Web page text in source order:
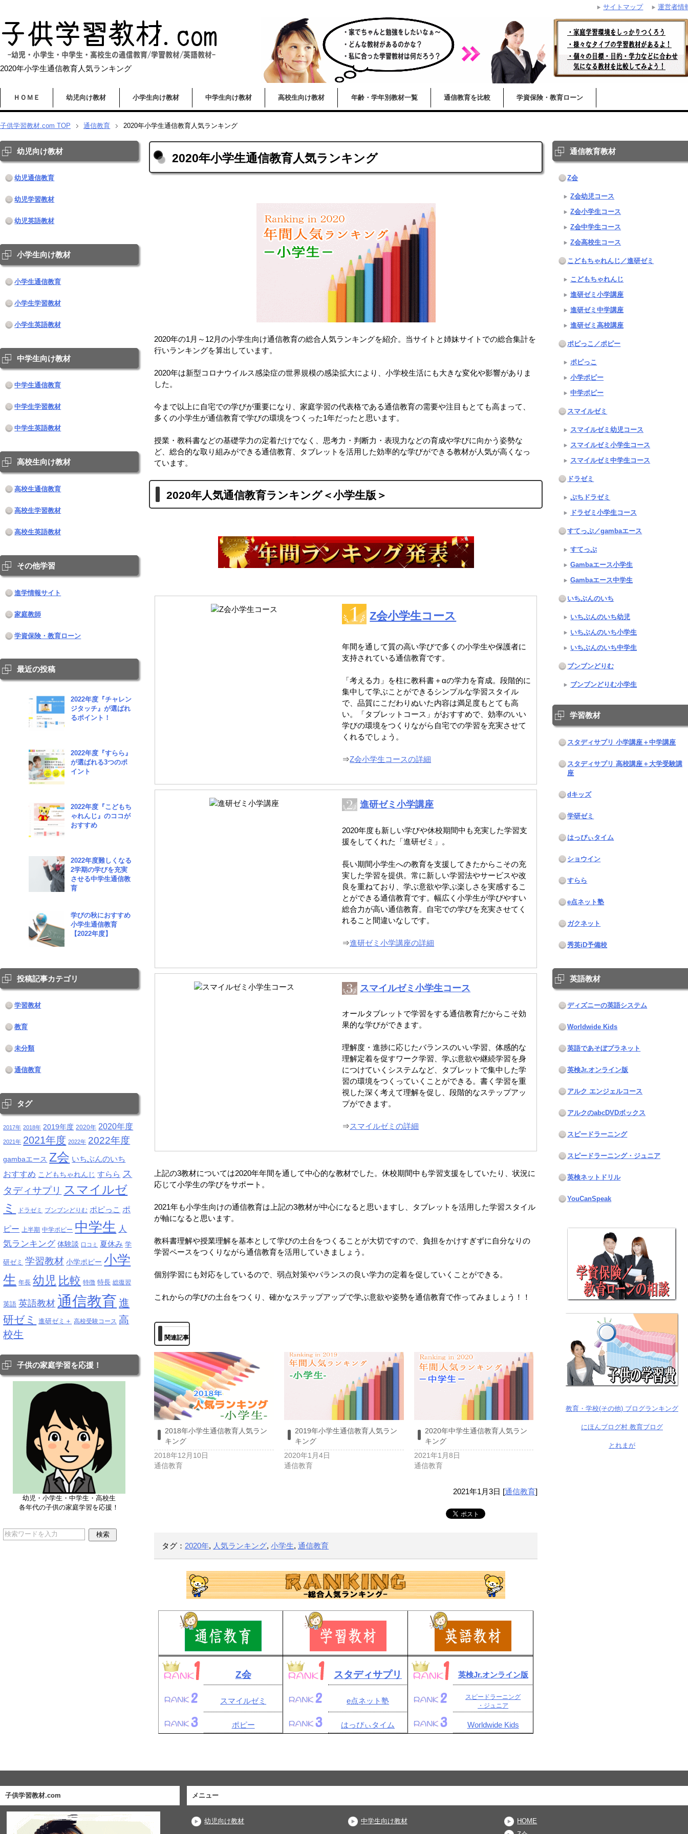
2020年小学生通信教育人気ランキング
ＨＯＭＥ 幼児向け教材 小学生向け教材 中学生向け教材 高校生向け教材 年齢・学年別教材一覧 通信教育を比較 学資保険・教育ローン
子供学習教材.com TOP 通信教育 2020年小学生通信教育人気ランキング
2020年小学生通信教育人気ランキング
2020年の1月～12月の小学生向け通信教育の総合人気ランキングを紹介。当サイトと姉妹サイトでの総合集計を
行いランキングを算出しています。
2020年は新型コロナウイルス感染症の世界規模の感染拡大により、小学校生活にも大きな変化や影響がありま
した。
今まで以上に自宅での学びが重要になり、家庭学習の代表格である通信教育の需要や注目もとても高まって、
多くの小学生が通信教育で学びの環境をつくった1年だったと思います。
授業・教科書などの基礎学力の定着だけでなく、思考力・判断力・表現力などの育成や学びに向かう姿勢な
ど、総合的な取り組みができる通信教育、タブレットを活用した効率的な学びができる教材が人気が高くなっ
ています。
2020年人気通信教育ランキング＜小学生版＞
Z会小学生コース
年間を通して質の高い学びで多くの小学生や保護者に
支持されている通信教育です。
「考える力」を柱に教科書＋αの学力を育成。段階的に
集中して学ぶことができるシンプルな学習スタイル
で、品質にこだわりぬいた内容は満足度もとても高
い。「タブレットコース」がおすすめで、効率のいい
学びの環境をつくりながら自宅での学習を充実させて
くれるでしょう。
⇒Z会小学生コースの詳細
進研ゼミ小学講座
2020年度も新しい学びや休校期間中も充実した学習支
援をしてくれた「進研ゼミ」。
長い期間小学生への教育を支援してきたからこその充
実した学習を提供。常に新しい学習法やサービスや改
良を重ねており、学ぶ意欲や学ぶ楽しさを実感するこ
とができる通信教育です。幅広く小学生が学びやすい
総合力が高い通信教育。自宅での学びを充実させてく
れること間違いなしです。
⇒進研ゼミ小学講座の詳細
スマイルゼミ小学生コース
オールタブレットで学習をする通信教育だからこそ効
果的な学びができます。
理解度・進捗に応じたバランスのいい学習、体感的な
理解定着を促すワーク学習、学ぶ意欲や継続学習を身
につけていくシステムなど、タブレットで集中した学
習の環境をつくっていくことができる。書く学習を重
視した深く考えて理解を促し、段階的なステップアッ
プができます。
⇒スマイルゼミの詳細
上記の3教材については2020年年間を通して中心的な教材でした。休校期間中も学習支援をしていたり、状況に
応じて小学生の学びをサポート。
2021年も小学生向けの通信教育は上記の3教材が中心になると思いますし、タブレットを活用した学習スタイル
が軸になると思います。
教科書理解や授業理解を基本として学びの土台をつくることが大切ですので、負担をかけすぎずに自分なりの
学習ペースをつくりながら通信教育を活用していきましょう。
個別学習にも対応をしているので、弱点対策やバランスの良い学力の定着を促していくことができる。
これからの学びの土台をつくり、確かなステップアップで学ぶ意欲や姿勢を通信教育で作ってみましょう！！
関連記事
2018年小学生通信教育人気ラン
キング
2018年12月10日
通信教育
2019年小学生通信教育人気ラン
キング
2020年1月4日
通信教育
2020年中学生通信教育人気ラン
キング
2021年1月8日
通信教育
2021年1月3日 [通信教育]
タグ： 2020年, 人気ランキング,小学生,通信教育
Z会 スタディサプリ 英検Jr.オンライン版
スマイルゼミ e点ネット塾
スピードラーニング
・ジュニア
ポピー はっぴぃタイム Worldwide Kids
幼児向け教材
幼児通信教育
幼児学習教材
幼児英語教材
小学生向け教材
小学生通信教育
小学生学習教材
小学生英語教材
中学生向け教材
中学生通信教育
中学生学習教材
中学生英語教材
高校生向け教材
高校生通信教育
高校生学習教材
高校生英語教材
その他学習
進学情報サイト
家庭教師
学資保険・教育ローン
最近の投稿
2022年度『チャレン
ジタッチ』が選ばれ
るポイント！
2022年度『すらら』
が選ばれる3つのポ
イント
2022年度『こどもち
ゃれんじ』のココが
おすすめ
2022年度難しくなる
2学期の学びを充実
させる中学生通信教
育
学びの秋におすすめ
小学生通信教育
【2022年度】
投稿記事カテゴリ
学習教材
教育
未分類
通信教育
タグ
2017年 2018年 2019年度 2020年 2020年度
2021年 2021年度 2022年 2022年度
gambaエース Z会 いちぶんのいち
おすすめ こどもちゃれんじ すらら ス
タディサプリ
スマイルゼ
ミ
ドラゼミ ブンブンどりむ ポピっこ ポ
ピー 上半期 中学ポピー 中学生 人
気ランキング 体験談 口コミ 夏休み 学
研ゼミ 学習教材 小学ポピー 小学
生 年長 幼児 比較 特徴 特長 総復習
英語 英語教材 通信教育 進
研ゼミ
進研ゼミ＋ 高校受験コース 高
校生
子供の家庭学習を応援！
幼児・小学生・中学生・高校生
各年代の子供の家庭学習を応援！
通信教育教材
Z会
Z会幼児コース
Z会小学生コース
Z会中学生コース
Z会高校生コース
こどもちゃれんじ／進研ゼミ
こどもちゃれんじ
進研ゼミ小学講座
進研ゼミ中学講座
進研ゼミ高校講座
ポピっこ／ポピー
ポピっこ
小学ポピー
中学ポピー
スマイルゼミ
スマイルゼミ幼児コース
スマイルゼミ小学生コース
スマイルゼミ中学生コース
ドラゼミ
ぷちドラゼミ
ドラゼミ小学生コース
すてっぷ／gambaエース
すてっぷ
Gambaエース小学生
Gambaエース中学生
いちぶんのいち
いちぶんのいち幼児
いちぶんのいち小学生
いちぶんのいち中学生
ブンブンどりむ
ブンブンどりむ小学生
学習教材
スタディサプリ 小学講座＋中学講座
スタディサプリ 高校講座＋大学受験講
座
dキッズ
学研ゼミ
はっぴぃタイム
ショウイン
すらら
e点ネット塾
ガクネット
秀英iD予備校
英語教材
ディズニーの英語システム
Worldwide Kids
英語であそぼプラネット
英検Jr.オンライン版
アルク エンジェルコース
アルクのabcDVDボックス
スピードラーニング
スピードラーニング・ジュニア
英検ネットドリル
YouCanSpeak
教育・学校(その他) ブログランキング
にほんブログ村 教育ブログ
とれまが
子供学習教材.com メニュー
幼児向け教材 中学生向け教材
HOME
サイトマップ 運営者情